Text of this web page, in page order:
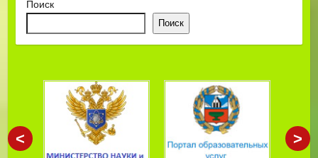
Поиск
Поиск
< >